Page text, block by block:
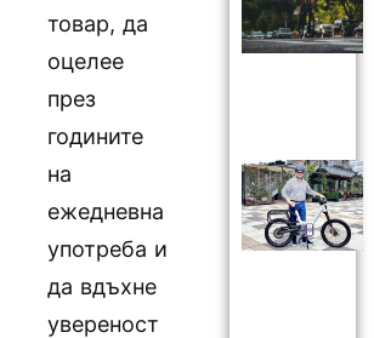
товар, да
оцелее
през
годините
на
ежедневна
употреба и
да вдъхне
увереност